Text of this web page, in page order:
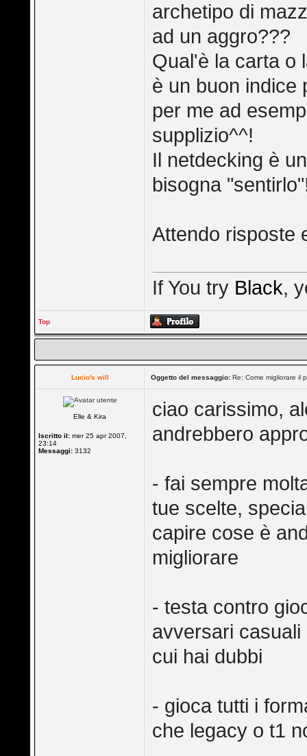
archetipo di
ad un aggro???
Qual'è la carta o
è un buon indice
per me ad
supplizio^^!
Il netdecking è
bisogna
Attendo risposte
If You try Black,
Top
Lucio's will Oggetto del messaggio: Re: Come migliorare il
Elle & Kira
Iscritto il: mer 25 apr 2007,
23:14
Messaggi: 3132
ciao carissimo,
andrebbero
- fai sempre
tue scelte,
capire cose è
migliorare
- testa contro
avversari
cui hai dubbi
- gioca tutti i
che legacy o t1